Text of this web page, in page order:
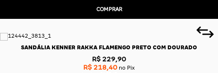
COMPRAR
SANDÁLIA KENNER RAKKA FLAMENGO PRETO COM DOURADO
R$ 229,90
R$ 218,40 no Pix